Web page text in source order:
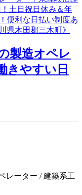
製造オペレ
きやすい日
レーター / 建築系工